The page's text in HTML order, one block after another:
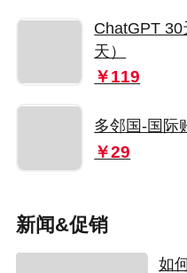
ChatGPT
天）
￥119
多邻国-国际
￥29
新闻&促销
如